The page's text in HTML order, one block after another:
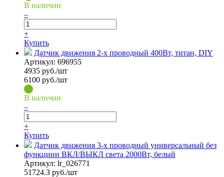
В наличии
–
+
Купить
Датчик движения 2-х проводный 400Вт, титан, DIY
Артикул: 696955
4935 руб./шт
6100 руб./шт
В наличии
–
+
Купить
Датчик движения 3-х проводный универсальный без
функциии ВКЛ/ВЫКЛ света 2000Вт, белый
Артикул: lr_026771
51724.3 руб./шт